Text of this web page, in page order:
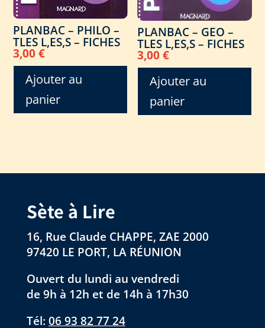
PLANBAC – PHILO –
TLES L,ES,S – FICHES
3,00€
Ajouter au
panier
PLANBAC – GEO –
TLES L,ES,S – FICHES
3,00€
Ajouter au
panier
Sète à Lire
16, Rue Claude CHAPPE, ZAE 2000
97420 LE PORT, LA RÉUNION
Ouvert du lundi au vendredi
de 9h à 12h et de 14h à 17h30
Tél: 06 93 82 77 24